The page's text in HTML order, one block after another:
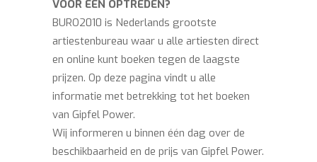
VOOR EEN OPTREDEN?
BURO2010 is Nederlands grootste
artiestenbureau waar u alle artiesten direct
en online kunt boeken tegen de laagste
prijzen. Op deze pagina vindt u alle
informatie met betrekking tot het boeken
van Gipfel Power.
Wij informeren u binnen één dag over de
beschikbaarheid en de prijs van Gipfel Power.